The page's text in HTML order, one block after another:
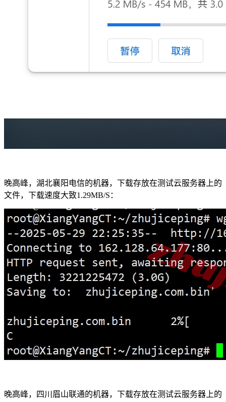
晚高峰，湖北襄阳电信的机器，下载存放在测试云服务器上的
文件，下载速度大致1.29MB/S：
晚高峰，四川眉山联通的机器，下载存放在测试云服务器上的